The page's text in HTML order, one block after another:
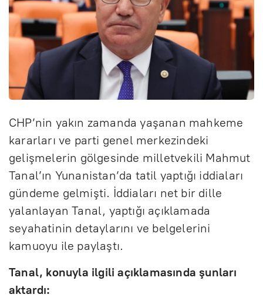
CHP’nin yakın zamanda yaşanan mahkeme
kararları ve parti genel merkezindeki
gelişmelerin gölgesinde milletvekili Mahmut
Tanal’ın Yunanistan’da tatil yaptığı iddiaları
gündeme gelmişti. İddiaları net bir dille
yalanlayan Tanal, yaptığı açıklamada
seyahatinin detaylarını ve belgelerini
kamuoyu ile paylaştı.
Tanal, konuyla ilgili açıklamasında şunları
aktardı: